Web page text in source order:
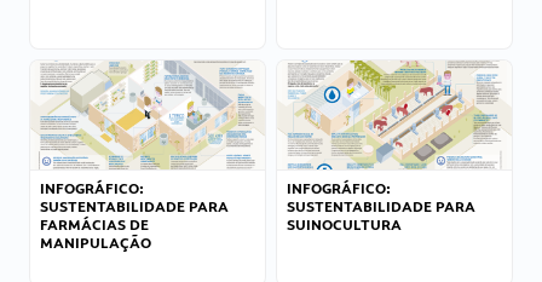
INFOGRÁFICO:
SUSTENTABILIDADE PARA
FARMÁCIAS DE
MANIPULAÇÃO
INFOGRÁFICO:
SUSTENTABILIDADE PARA
SUINOCULTURA